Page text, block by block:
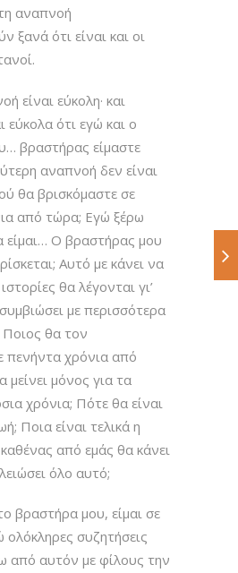
αναπνοή
ξανά ότι είναι και οι
είναι εύκολη· και
εύκολα ότι εγώ και ο
βραστήρας είμαστε
αναπνοή δεν είναι
θα βρισκόμαστε σε
από τώρα; Εγώ ξέρω
είμαι… Ο βραστήρας μου
Αυτό με κάνει να
θα λέγονται γι’
με περισσότερα
θα τον
πενήντα χρόνια από
μόνος για τα
χρόνια; Πότε θα είναι
Ποια είναι τελικά η
από εμάς θα κάνει
όλο αυτό;
βραστήρα μου, είμαι σε
συζητήσεις
από αυτόν με φίλους την